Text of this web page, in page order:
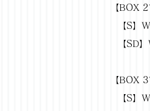
【BOX
【S】
【SD
【BOX
【S】